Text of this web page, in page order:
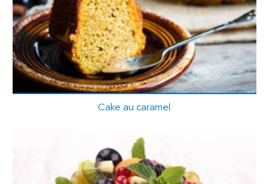
Cake au caramel